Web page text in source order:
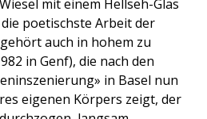
mit einem Hellseh-Glas
poetischste Arbeit der
auch in hohem zu
in Genf), die nach den
in Basel nun
eigenen Körpers zeigt, der 